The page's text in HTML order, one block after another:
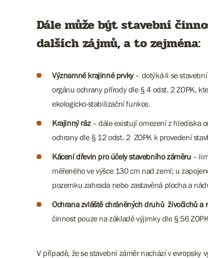
Dále může být stavební
dalších zájmů, a to zejména:
Významné krajinné prvky– dotýká-li se
orgánu ochrany přírody dle § 4 odst. 2 ZOPK,
ekologicko-stabilizační funkce.
Krajinný ráz– dále existují omezení z hlediska
ochrany dle § 12 odst. 2 ZOPK k provedení
Kácení dřevin pro účely stavebního záměru –
měřeného ve výšce 130 cm nad zemí; u
pozemku zahrada nebo zastavěná plocha a
Ochrana zvláště chráněných druhů živočichů a
činnost pouze na základě výjimky dle § 56
V případě, že se stavební záměr nachází v